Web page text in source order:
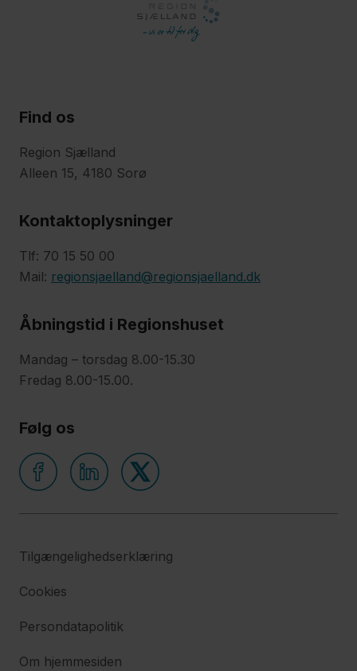
Find os
Region Sjælland
Alleen 15, 4180 Sorø
Kontaktoplysninger
Tlf: 70 15 50 00
Mail: regionsjaelland@regionsjaelland.dk
Åbningstid i Regionshuset
Mandag – torsdag 8.00-15.30
Fredag 8.00-15.00.
Følg os
Tilgængelighedserklæring
Cookies
Persondatapolitik
Om hjemmesiden